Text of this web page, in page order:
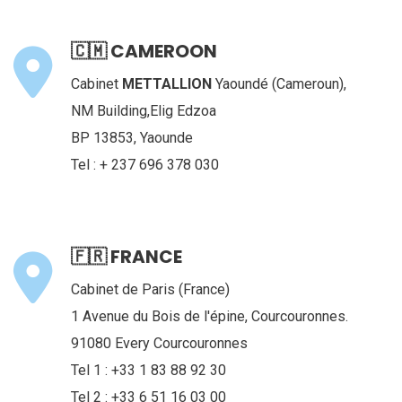
🇨🇲 CAMEROON
Cabinet METTALLION Yaoundé (Cameroun),
NM Building,Elig Edzoa
BP 13853, Yaounde
Tel : + 237 696 378 030
🇫🇷 FRANCE
Cabinet de Paris (France)
1 Avenue du Bois de l'épine, Courcouronnes.
91080 Every Courcouronnes
Tel 1 : +33 1 83 88 92 30
Tel 2 : +33 6 51 16 03 00